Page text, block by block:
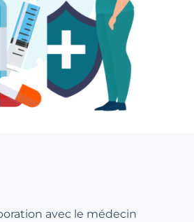
avec le médecin